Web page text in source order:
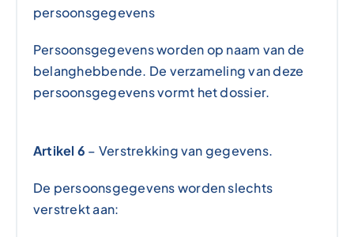
persoonsgegevens
Persoonsgegevens worden op naam van de
belanghebbende. De verzameling van deze
persoonsgegevens vormt het dossier.
Artikel 6 – Verstrekking van gegevens.
De persoonsgegevens worden slechts
verstrekt aan: